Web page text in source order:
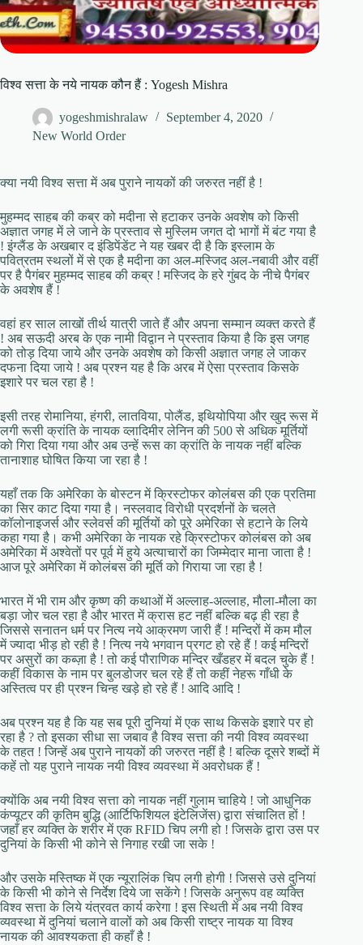
विश्व सत्ता के नये नायक कौन हैं : Yogesh Mishra
yogeshmishralaw
September 4, 2020
New World Order
क्या नयी विश्व सत्ता में अब पुराने नायकों की जरुरत नहीं है !
मुहम्मद साहब की कब्र को मदीना से हटाकर उनके अवशेष को किसी
अज्ञात जगह में ले जाने के प्रस्ताव से मुस्लिम जगत दो भागों में बंट गया है
! इंग्लैंड के अखबार द इंडिपेंडेंट ने यह खबर दी है कि इस्लाम के
पवित्रतम स्थलों में से एक है मदीना का अल-मस्जिद अल-नबावी और वहीं
पर है पैगंबर मुहम्मद साहब की कब्र ! मस्जिद के हरे गुंबद के नीचे पैगंबर
के अवशेष हैं !
वहां हर साल लाखों तीर्थ यात्री जाते हैं और अपना सम्मान व्यक्त करते हैं
! अब सऊदी अरब के एक नामी विद्वान ने प्रस्ताव किया है कि इस जगह
को तोड़ दिया जाये और उनके अवशेष को किसी अज्ञात जगह ले जाकर
दफना दिया जाये ! अब प्रश्न यह है कि अरब में ऐसा प्रस्ताव किसके
इशारे पर चल रहा है !
इसी तरह रोमानिया, हंगरी, लातविया, पोलैंड, इथियोपिया और खुद रूस में
लगी रूसी क्रांति के नायक व्लादिमीर लेनिन की 500 से अधिक मूर्तियों
को गिरा दिया गया और अब उन्हें रूस का क्रांति के नायक नहीं बल्कि
तानाशाह घोषित किया जा रहा है !
यहाँ तक कि अमेरिका के बोस्टन में क्रिस्टोफर कोलंबस की एक प्रतिमा
का सिर काट दिया गया है। नस्लवाद विरोधी प्रदर्शनों के चलते
कॉलोनाइजर्स और स्लेवर्स की मूर्तियों को पूरे अमेरिका से हटाने के लिये
कहा गया है। कभी अमेरिका के नायक रहे क्रिस्टोफर कोलंबस को अब
अमेरिका में अश्वेतों पर पूर्व में हुये अत्याचारों का जिम्मेदार माना जाता है !
आज पूरे अमेरिका में कोलंबस की मूर्ति को गिराया जा रहा है !
भारत में भी राम और कृष्ण की कथाओं में अल्लाह-अल्लाह, मौला-मौला का
बड़ा जोर चल रहा है और भारत में क्रास हट नहीं बल्कि बढ़ ही रहा है
जिससे सनातन धर्म पर नित्य नये आक्रमण जारी हैं ! मन्दिरों में कम मौल
में ज्यादा भीड़ हो रही है ! नित्य नये भगवान प्रगट हो रहे हैं ! कई मन्दिरों
पर असुरों का कब्ज़ा है ! तो कई पौराणिक मन्दिर खँडहर में बदल चुके हैं !
कहीं विकास के नाम पर बुलडोजर चल रहे हैं तो कहीं नेहरू गाँधी के
अस्तित्व पर ही प्रश्न चिन्ह खड़े हो रहे हैं ! आदि आदि !
अब प्रश्न यह है कि यह सब पूरी दुनियां में एक साथ किसके इशारे पर हो
रहा है ? तो इसका सीधा सा जबाव है विश्व सत्ता की नयी विश्व व्यवस्था
के तहत ! जिन्हें अब पुराने नायकों की जरुरत नहीं है ! बल्कि दूसरे शब्दों में
कहें तो यह पुराने नायक नयी विश्व व्यवस्था में अवरोधक हैं !
क्योंकि अब नयी विश्व सत्ता को नायक नहीं गुलाम चाहिये ! जो आधुनिक
कंप्यूटर की कृतिम बुद्धि (आर्टिफिशियल इंटेलिजेंस) द्वारा संचालित हों !
जहाँ हर व्यक्ति के शरीर में एक RFID चिप लगी हो ! जिसके द्वारा उस पर
दुनियां के किसी भी कोने से निगाह रखी जा सके !
और उसके मस्तिष्क में एक न्यूरालिंक चिप लगी होगी ! जिससे उसे दुनियां
के किसी भी कोने से निर्देश दिये जा सकेंगे ! जिसके अनुरूप वह व्यक्ति
विश्व सत्ता के लिये यंत्रवत कार्य करेगा ! इस स्थिती में अब नयी विश्व
व्यवस्था में दुनियां चलाने वालों को अब किसी राष्ट्र नायक या विश्व
नायक की आवश्यकता ही कहाँ है !